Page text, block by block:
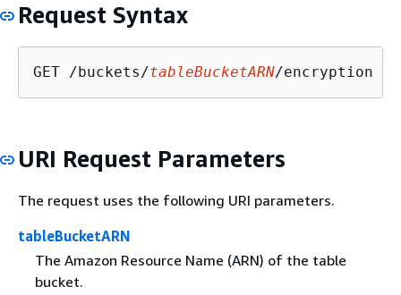
Request Syntax
GET /buckets/tableBucketARN
URI Request Parameters
The request uses the following URI parameters.
tableBucketARN
The Amazon Resource Name (ARN) of the table
bucket.